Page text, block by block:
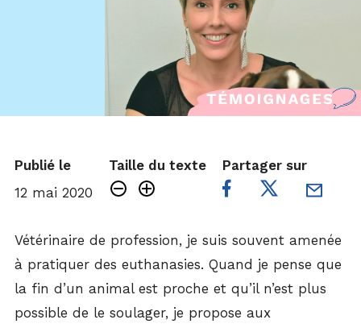
Publié le
12 mai 2020
Taille du texte Partager sur
Vétérinaire de profession, je suis souvent amenée
à pratiquer des euthanasies. Quand je pense que
la fin d’un animal est proche et qu’il n’est plus
possible de le soulager, je propose aux